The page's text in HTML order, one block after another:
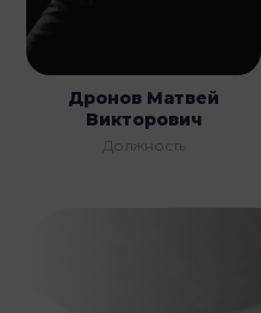
Дронов Матвей
Викторович
Должность